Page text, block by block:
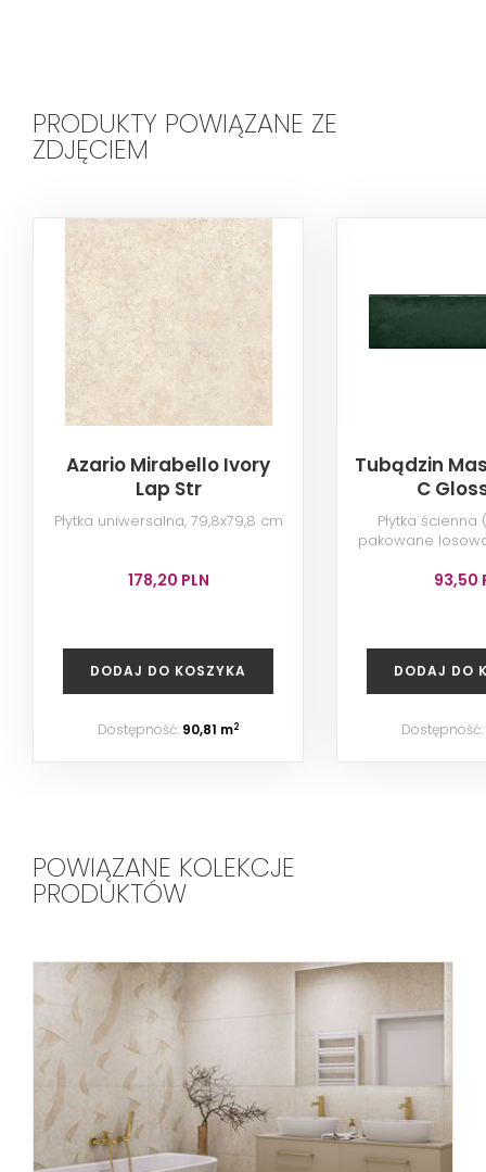
PRODUKTY POWIĄZANE ZE
ZDJĘCIEM
Azario Mirabello Ivory
Lap Str
Płytka uniwersalna, 79,8x79,8 cm
178,20 PLN
DODAJ DO KOSZYKA
Dostępność: 90,81 m2
Tubądzin
C
Płytka ścienna
pakowane
93,50
DODAJ DO
Dostępność:
POWIĄZANE KOLEKCJE
PRODUKTÓW